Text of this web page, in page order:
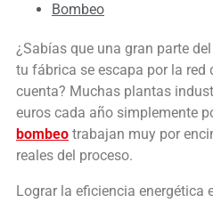
Bombeo
¿Sabías que una gran parte
tu fábrica se escapa por la red
cuenta? Muchas plantas
euros cada año simplemente
bombeo trabajan muy por
reales del proceso.
Lograr la eficiencia energética